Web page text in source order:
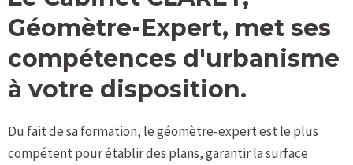
Géomètre-Expert, met ses
compétences d'urbanisme
à votre disposition.
Du fait de sa formation, le géomètre-expert est le plus
compétent pour établir des plans, garantir la surface